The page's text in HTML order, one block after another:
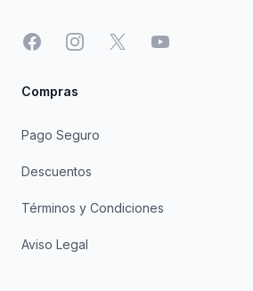
FacebookInstagram
X YouTube
Compras
Pago Seguro
Descuentos
Términos y Condiciones
Aviso Legal